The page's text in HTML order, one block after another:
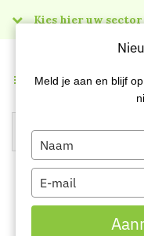
Kies hier uw sector
Menu
Meld je aan en blijf
Type
your
name
Type
your
email